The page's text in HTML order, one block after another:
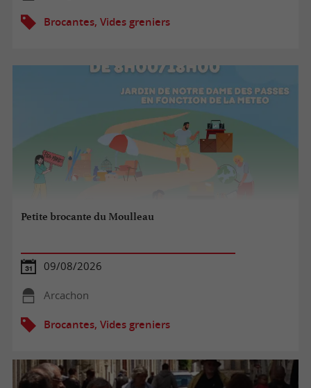
Brocantes, Vides greniers
Petite brocante du Moulleau
09/08/2026
Arcachon
Brocantes, Vides greniers